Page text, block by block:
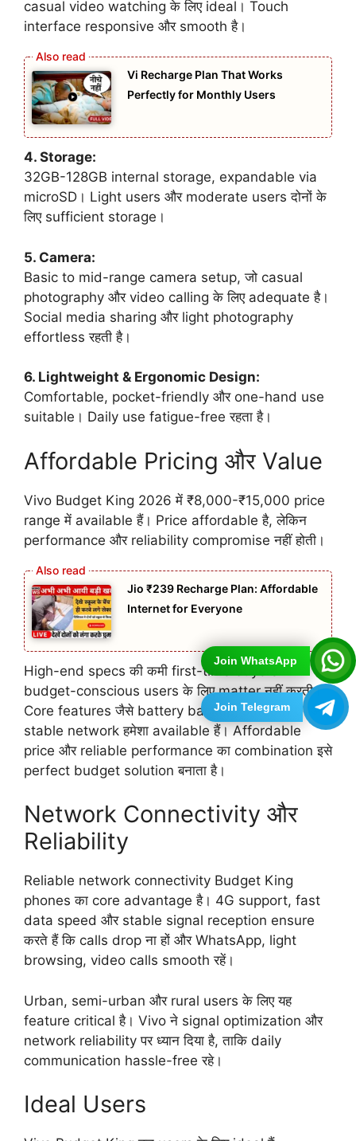
Join WhatsApp
Join Telegram
casual video watching के लिए ideal। Touch
interface responsive और smooth है।
Vi Recharge Plan That Works
Perfectly for Monthly Users
4. Storage:
32GB-128GB internal storage, expandable via
microSD। Light users और moderate users दोनों के
लिए sufficient storage।
5. Camera:
Basic to mid-range camera setup, जो casual
photography और video calling के लिए adequate है।
Social media sharing और light photography
effortless रहती है।
6. Lightweight & Ergonomic Design:
Comfortable, pocket-friendly और one-hand use
suitable। Daily use fatigue-free रहता है।
Affordable Pricing और Value
Vivo Budget King 2026 में ₹8,000-₹15,000 price
range में available हैं। Price affordable है, लेकिन
performance और reliability compromise नहीं होती।
Jio ₹239 Recharge Plan: Affordable
Internet for Everyone
High-end specs की कमी first-time buyers या
budget-conscious users के लिए matter नहीं करती।
Core features जैसे battery backup, smooth UI और
stable network हमेशा available हैं। Affordable
price और reliable performance का combination इसे
perfect budget solution बनाता है।
Network Connectivity और
Reliability
Reliable network connectivity Budget King
phones का core advantage है। 4G support, fast
data speed और stable signal reception ensure
करते हैं कि calls drop ना हों और WhatsApp, light
browsing, video calls smooth रहें।
Urban, semi-urban और rural users के लिए यह
feature critical है। Vivo ने signal optimization और
network reliability पर ध्यान दिया है, ताकि daily
communication hassle-free रहे।
Ideal Users